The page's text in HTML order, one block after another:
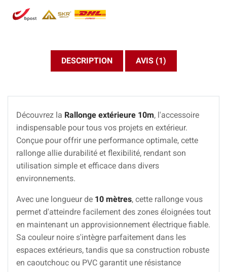
DESCRIPTION AVIS (1)
Découvrez la Rallonge extérieure 10m, l'accessoire
indispensable pour tous vos projets en extérieur.
Conçue pour offrir une performance optimale, cette
rallonge allie durabilité et flexibilité, rendant son
utilisation simple et efficace dans divers
environnements.
Avec une longueur de 10 mètres, cette rallonge vous
permet d'atteindre facilement des zones éloignées tout
en maintenant un approvisionnement électrique fiable.
Sa couleur noire s'intègre parfaitement dans les
espaces extérieurs, tandis que sa construction robuste
en caoutchouc ou PVC garantit une résistance